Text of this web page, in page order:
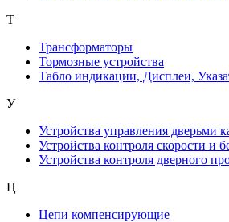
Т
Трансформаторы
Тормозные устройства
Табло индикации, Дисплеи,
У
Устройства управления дверьми
Устройства контроля скорости и
Устройства контроля дверного
Ц
Цепи компенсирующие